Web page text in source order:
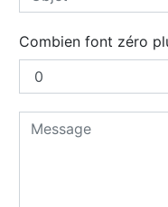
Combien font zéro